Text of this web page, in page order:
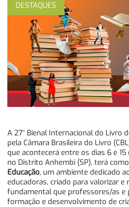
DESTAQUES
A 27° Bienal Internacional do Livro
pela Câmara Brasileira do Livro
que acontecerá entre os dias 6 e
no Distrito Anhembi (SP), terá
Educação, um ambiente dedicado
educadoras, criado para valorizar e
fundamental que professores/as e
formação e desenvolvimento de